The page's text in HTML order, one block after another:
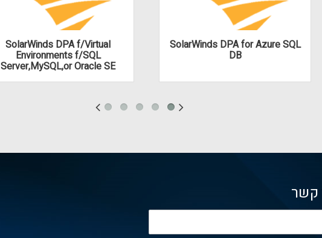
SolarWinds DPA f/Virtual
Environments f/SQL
Server,MySQL,or Oracle SE
SolarWinds DPA for Azure SQL
DB
קשר